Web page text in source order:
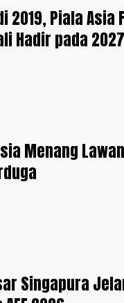
2019, Piala Asia
Hadir pada 2027
Menang
Singapura